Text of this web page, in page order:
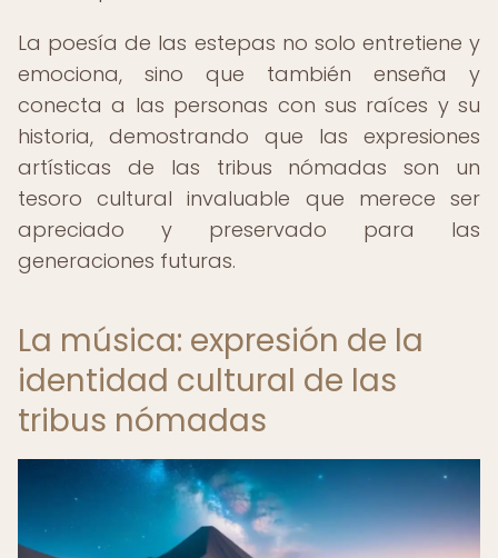
La poesía de las estepas no solo entretiene y
emociona, sino que también enseña y
conecta a las personas con sus raíces y su
historia, demostrando que las expresiones
artísticas de las tribus nómadas son un
tesoro cultural invaluable que merece ser
apreciado y preservado para las
generaciones futuras.
La música: expresión de la
identidad cultural de las
tribus nómadas